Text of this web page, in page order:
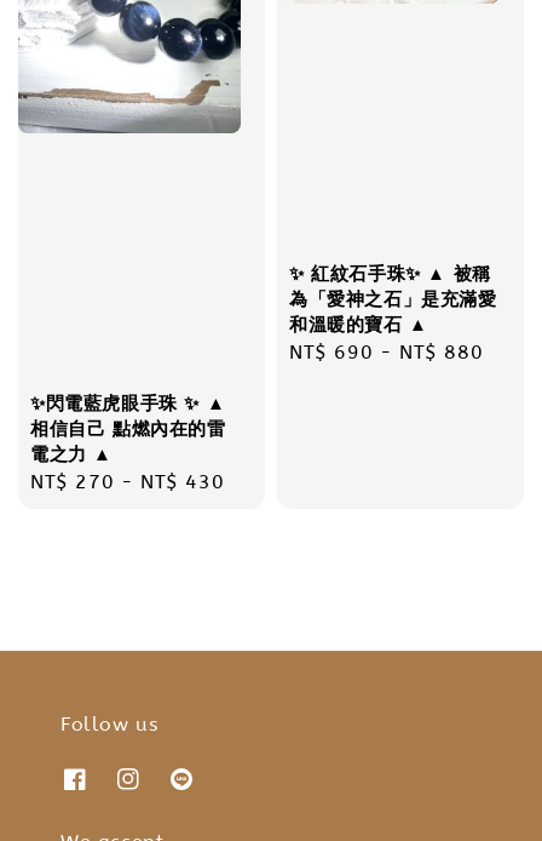
✨閃電藍虎眼手珠 ✨ ▲
相信自己 點燃內在的雷
電之力 ▲
Regular
NT$ 270 - NT$ 430
✨ 紅紋石手珠✨ ▲ 被稱
為「愛神之石」是充滿愛
和溫暖的寶石 ▲
Regular
NT$ 690 - NT$ 880
Follow us